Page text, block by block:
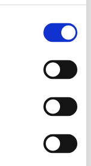
/
2x12"